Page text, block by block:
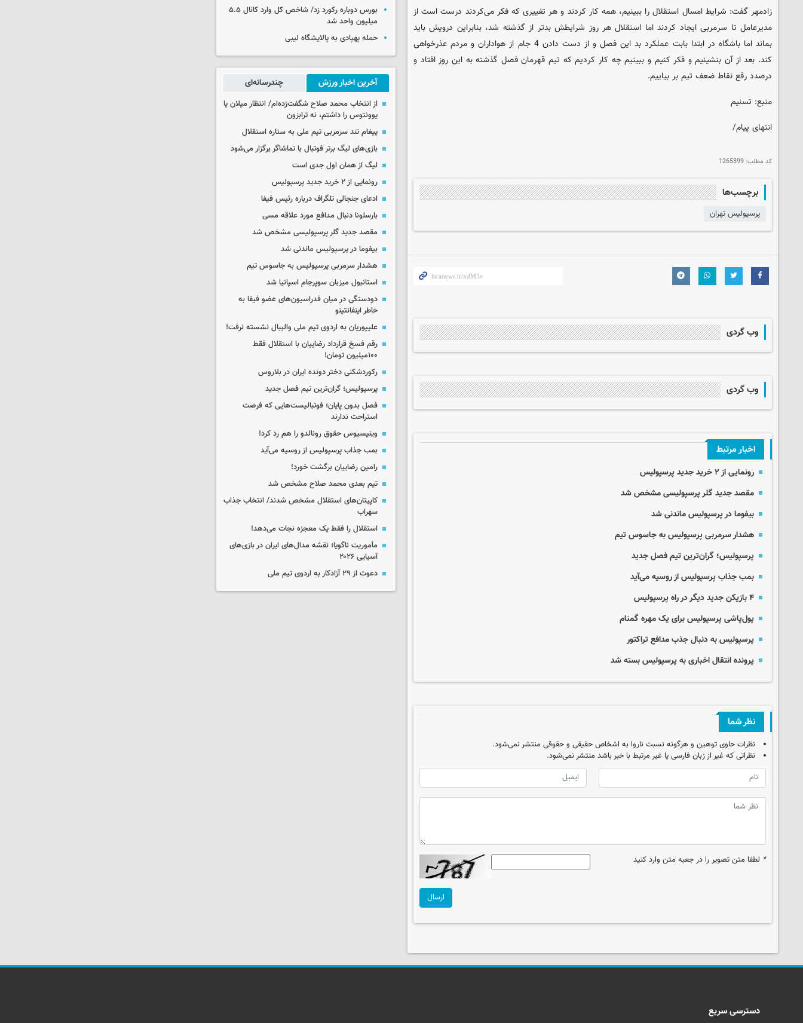
زادمهر گفت: شرایط امسال استقلال را ببینیم، همه کار کردند و هر تغییری که فکر می‌کردند درست است از
مدیرعامل تا سرمربی ایجاد کردند اما استقلال هر روز شرایطش بدتر از گذشته شد، بنابراین درویش باید
بماند اما باشگاه در ابتدا بابت عملکرد بد این فصل و از دست دادن 4 جام از هواداران و مردم عذرخواهی
کند. بعد از آن بنشینیم و فکر کنیم و ببینیم چه کار کردیم که تیم قهرمان فصل گذشته به این روز افتاد و
درصدد رفع نقاط ضعف تیم بر بیاییم.
منبع: تسنیم
انتهای پیام/
کد مطلب: 1265399
برچسب‌ها
پرسپولیس تهران
وب گردی
وب گردی
اخبار مرتبط
رونمایی از ۲ خرید جدید پرسپولیس
مقصد جدید گلر پرسپولیسی مشخص شد
بیفوما در پرسپولیس ماندنی شد
هشدار سرمربی پرسپولیس به جاسوس تیم
پرسپولیس؛ گران‌ترین تیم فصل جدید
بمب جذاب پرسپولیس از روسیه می‌آید
۴ بازیکن جدید دیگر در راه پرسپولیس
پول‌پاشی پرسپولیس برای یک مهره گمنام
پرسپولیس به دنبال جذب مدافع تراکتور
پرونده انتقال اخباری به پرسپولیس بسته شد
نظر شما
نظرات حاوی توهین و هرگونه نسبت ناروا به اشخاص حقیقی و حقوقی منتشر نمی‌شود.
نظراتی که غیر از زبان فارسی یا غیر مرتبط با خبر باشد منتشر نمی‌شود.
* لطفا متن تصویر را در جعبه متن وارد کنید
ارسال
بورس دوباره رکورد زد/ شاخص کل وارد کانال ۵.۵
میلیون واحد شد
حمله پهپادی به پالایشگاه لیبی
آخرین اخبار ورزش چندرسانه‌ای
از انتخاب محمد صلاح شگفت‌زده‌ام/ انتظار میلان یا
یوونتوس را داشتم، نه ترابزون
پیغام تند سرمربی تیم ملی به ستاره استقلال
بازی‌های لیگ برتر فوتبال با تماشاگر برگزار می‌شود
لیگ از همان اول جدی است
رونمایی از ۲ خرید جدید پرسپولیس
ادعای جنجالی تلگراف درباره رئیس فیفا
بارسلونا دنبال مدافع مورد علاقه مسی
مقصد جدید گلر پرسپولیسی مشخص شد
بیفوما در پرسپولیس ماندنی شد
هشدار سرمربی پرسپولیس به جاسوس تیم
استانبول میزبان سوپرجام اسپانیا شد
دودستگی در میان فدراسیون‌های عضو فیفا به
خاطر اینفانتینو
علیپوریان به اردوی تیم ملی والیبال نشسته نرفت!
رقم فسخ قرارداد رضاییان با استقلال فقط
۱۰۰میلیون تومان!
رکوردشکنی دختر دونده ایران در بلاروس
پرسپولیس؛ گران‌ترین تیم فصل جدید
فصل بدون پایان؛ فوتبالیست‌هایی که فرصت
استراحت ندارند
وینیسیوس حقوق رونالدو را هم رد کرد!
بمب جذاب پرسپولیس از روسیه می‌آید
رامین رضاییان برگشت خورد!
تیم بعدی محمد صلاح مشخص شد
کاپیتان‌های استقلال مشخص شدند/ انتخاب جذاب
سهراب
استقلال را فقط یک معجزه نجات می‌دهد!
مأموریت ناگویا؛ نقشه مدال‌های ایران در بازی‌های
آسیایی ۲۰۲۶
دعوت از ۲۹ آزادکار به اردوی تیم ملی
دسترسی سریع